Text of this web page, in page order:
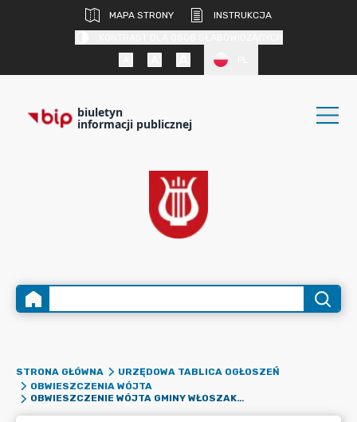
MAPA STRONY
INSTRUKCJA
biuletyn
informacji publicznej
STRONA GŁÓWNA
URZĘDOWA TABLICA OGŁOSZEŃ
OBWIESZCZENIA WÓJTA
OBWIESZCZENIE WÓJTA GMINY WŁOSZAKOWICE ZAWIADOMIENIE O WYDANIU DECYZJI KOŃCZĄCEJ POSTĘPOWANIE ADMINISTRACYJNE W SPRAWIE USTALENIA WARUNKÓW ZABUDOWY DLA INWESTYCJI DOTYCZĄCEJ BUDOWY BUDYNKU REKREACJI INDYWIDUALNEJ WRAZ Z INSTALACJAMI I URZĄDZENIAMI TECHNICZNYMI ORAZ POZOSTAŁĄ NIEZBĘDNĄ INFRASTRUKTURĄ NA TERENIE, STANOWIĄCYM DZIAŁKĘ OZNACZONĄ NR EWID. GRUNTU 635/87 POŁOŻONĄ W OBRĘBIE GEODEZYJNYM WŁOSZAKOWICE, GMINA WŁOSZAKOWICE.